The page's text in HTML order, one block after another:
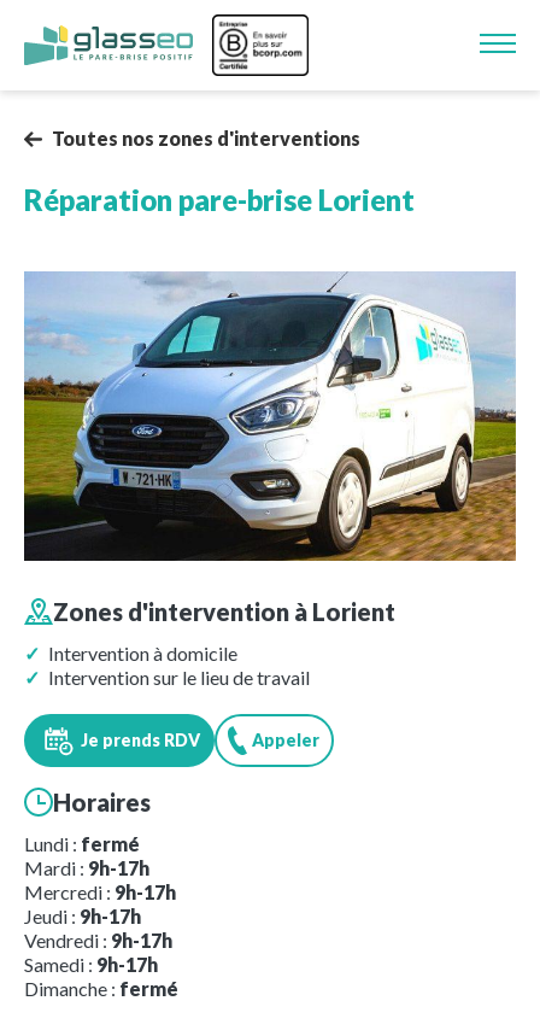
Aller au contenu principal
Image
Toutes nos zones d'interventions
Réparation pare-brise Lorient
Zones d'intervention à Lorient
Intervention à domicile
Intervention sur le lieu de travail
Je prends RDV Appeler
Horaires
Lundi : fermé
Mardi : 9h-17h
Mercredi : 9h-17h
Jeudi : 9h-17h
Vendredi : 9h-17h
Samedi : 9h-17h
Dimanche : fermé